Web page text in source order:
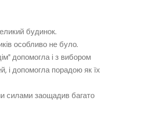
будинок.
особливо не було.
допомогла і з вибором
і допомогла порадою як їх
силами заощадив багато